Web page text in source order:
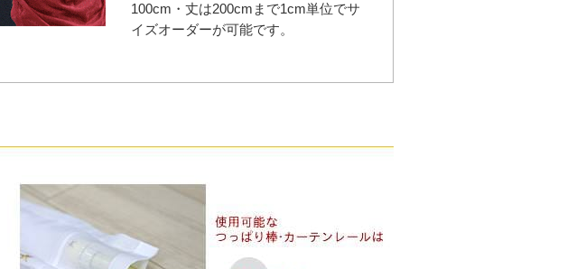
100cm・丈は200cmまで1cm単位でサ
イズオーダーが可能です。